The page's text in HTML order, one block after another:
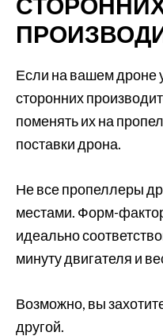
Если на вашем дроне
сторонних
поменять их на
поставки дрона.
Не все пропеллеры
местами. Форм-
идеально
минуту двигателя и
Возможно, вы
другой.